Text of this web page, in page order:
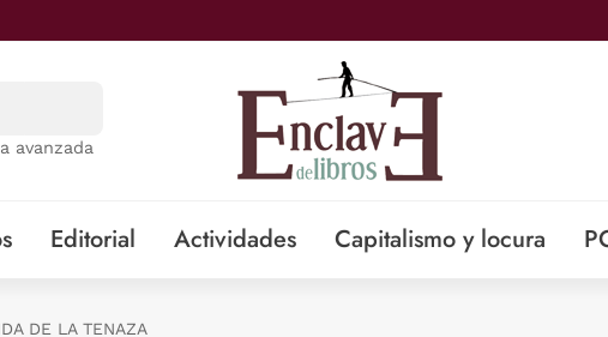
avanzada
Editorial Actividades Capitalismo y locura
DE LA TENAZA